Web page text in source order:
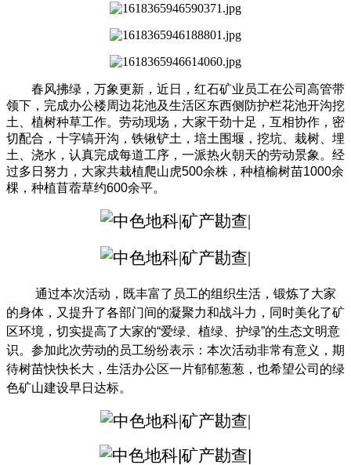
春风拂绿，万象更新，近日，红石矿业员工在公司高管带
领下，完成办公楼周边花池及生活区东西侧防护栏花池开沟挖
土、植树种草工作。劳动现场，大家干劲十足，互相协作，密
切配合，十字镐开沟，铁锹铲土，培土围堰，挖坑、栽树、埋
土、浇水，认真完成每道工序，一派热火朝天的劳动景象。经
过多日努力，大家共栽植爬山虎500余株，种植榆树苗1000余
棵，种植苜蓿草约600余平。
通过本次活动，既丰富了员工的组织生活，锻炼了大家
的身体，又提升了各部门间的凝聚力和战斗力，同时美化了矿
区环境，切实提高了大家的“爱绿、植绿、护绿”的生态文明意
识。参加此次劳动的员工纷纷表示：本次活动非常有意义，期
待树苗快快长大，生活办公区一片郁郁葱葱，也希望公司的绿
色矿山建设早日达标。